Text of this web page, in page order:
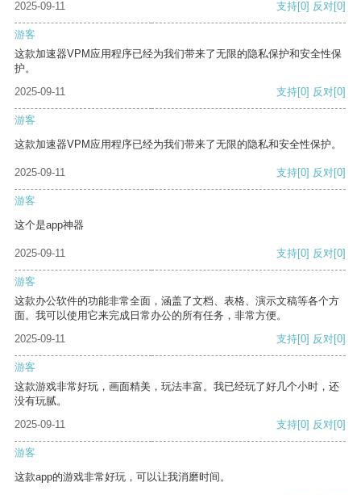
2025-09-11 支持[0] 反对[0]
游客
这款加速器VPM应用程序已经为我们带来了无限的隐私保护和安全性保
护。
2025-09-11
支持[0] 反对[0]
游客
这款加速器VPM应用程序已经为我们带来了无限的隐私和安全性保护。
2025-09-11 支持[0] 反对[0]
游客
这个是app神器
2025-09-11 支持[0] 反对[0]
游客
这款办公软件的功能非常全面，涵盖了文档、表格、演示文稿等各个方
面。我可以使用它来完成日常办公的所有任务，非常方便。
2025-09-11
支持[0] 反对[0]
游客
这款游戏非常好玩，画面精美，玩法丰富。我已经玩了好几个小时，还
没有玩腻。
2025-09-11
支持[0] 反对[0]
游客
这款app的游戏非常好玩，可以让我消磨时间。